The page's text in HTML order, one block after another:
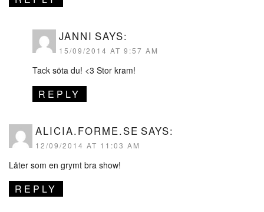
JANNI SAYS:
15/09/2014 AT 9:57 AM
Tack söta du! <3 Stor kram!
REPLY
ALICIA.FORME.SE SAYS:
12/09/2014 AT 11:03 AM
Låter som en grymt bra show!
REPLY